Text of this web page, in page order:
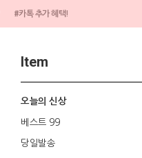
#카톡 추가 혜택!
Item
오늘의 신상
베스트 99
당일발송